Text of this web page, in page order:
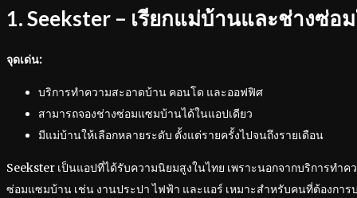
1. Seekster – เรียกแม่บ้านและช่างซ่อ
จุดเด่น:
บริการทำความสะอาดบ้าน คอนโด และออฟฟิศ
สามารถจองช่างซ่อมแซมบ้านได้ในแอปเดียว
มีแม่บ้านให้เลือกหลายระดับ ตั้งแต่รายครั้งไปจนถึงรายเดือน
Seekster เป็นแอปที่ได้รับความนิยมสูงในไทย เพราะนอกจากบริการทำค
ซ่อมแซมบ้าน เช่น งานประปา ไฟฟ้า และแอร์ เหมาะสำหรับคนที่ต้องการ